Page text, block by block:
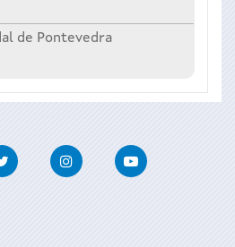
de Pontevedra
Twitter InstagramYoutube